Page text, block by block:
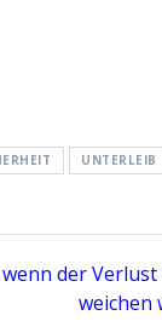
UNTERLEIB
der
weichen